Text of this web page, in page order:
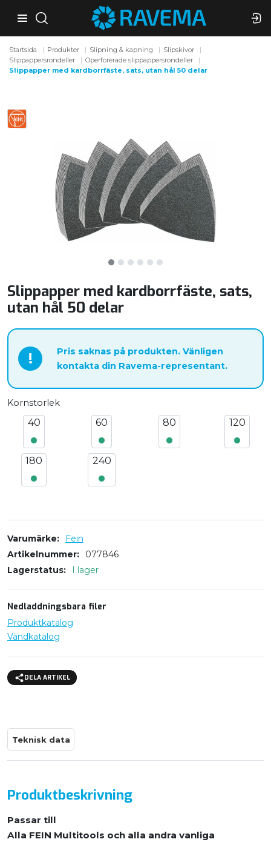
Startsida Produkter Slipning & kapning
Slipskivor
Slippappersrondeller
Operforerade slippappersrondeller
Slippapper med kardborrfäste, sats, utan hål 50 delar
Slippapper med kardborrfäste, sats,
utan hål 50 delar
!
Pris saknas på produkten. Vänligen
kontakta din Ravema-representant.
Kornstorlek
40 60 80 120
180 240
Varumärke
Fein
Artikelnummer
077846
Lagerstatus
I lager
Nedladdningsbara filer
Produktkatalog
Vändkatalog
DELA ARTIKEL
Teknisk data
Produktbeskrivning
Passar till
Alla FEIN Multitools och alla andra vanliga